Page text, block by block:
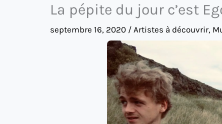
La pépite du jour c’est
septembre 16, 2020 / Artistes à découvrir,